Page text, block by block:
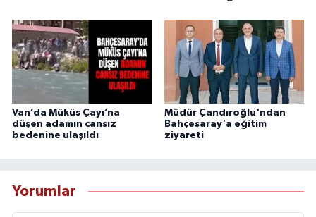
Van’da Müküs Çayı’na
düşen adamın cansız
bedenine ulaşıldı
Müdür Çandıroğlu'ndan
Bahçesaray'a eğitim
ziyareti
Yorumlar